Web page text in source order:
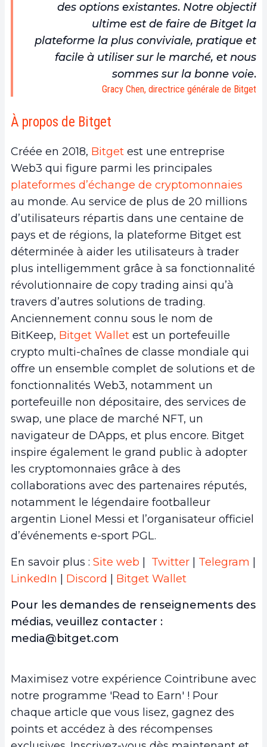
des options existantes. Notre objectif
ultime est de faire de Bitget la
plateforme la plus conviviale, pratique et
facile à utiliser sur le marché, et nous
sommes sur la bonne voie.
Gracy Chen, directrice générale de Bitget
À propos de Bitget
Créée en 2018, Bitget est une entreprise
Web3 qui figure parmi les principales
plateformes d’échange de cryptomonnaies
au monde. Au service de plus de 20 millions
d’utilisateurs répartis dans une centaine de
pays et de régions, la plateforme Bitget est
déterminée à aider les utilisateurs à trader
plus intelligemment grâce à sa fonctionnalité
révolutionnaire de copy trading ainsi qu’à
travers d’autres solutions de trading.
Anciennement connu sous le nom de
BitKeep, Bitget Wallet est un portefeuille
crypto multi-chaînes de classe mondiale qui
offre un ensemble complet de solutions et de
fonctionnalités Web3, notamment un
portefeuille non dépositaire, des services de
swap, une place de marché NFT, un
navigateur de DApps, et plus encore. Bitget
inspire également le grand public à adopter
les cryptomonnaies grâce à des
collaborations avec des partenaires réputés,
notamment le légendaire footballeur
argentin Lionel Messi et l’organisateur officiel
d’événements e-sport PGL.
En savoir plus : Site web Twitter Telegram
LinkedIn
Discord
Bitget Wallet
Pour les demandes de renseignements des
médias, veuillez contacter :
media@bitget.com
Maximisez votre expérience Cointribune avec
notre programme 'Read to Earn' ! Pour
chaque article que vous lisez, gagnez des
points et accédez à des récompenses